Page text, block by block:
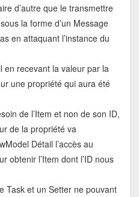
d’autre que le transmettre
la forme d’un Message
en attaquant l’instance du
en recevant la valeur par la
une propriété qui aura été
de l’Item et non de son ID,
de la propriété va
Détail l’accès au
obtenir l’Item dont l’ID nous
Task et un Setter ne pouvant